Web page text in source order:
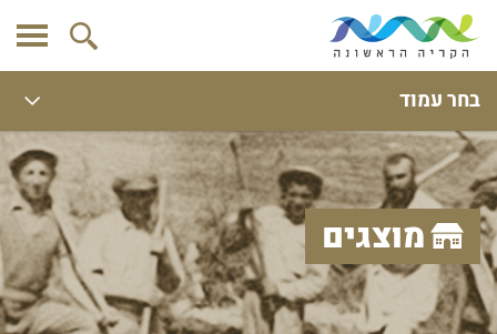
בחר עמוד
מוצגים